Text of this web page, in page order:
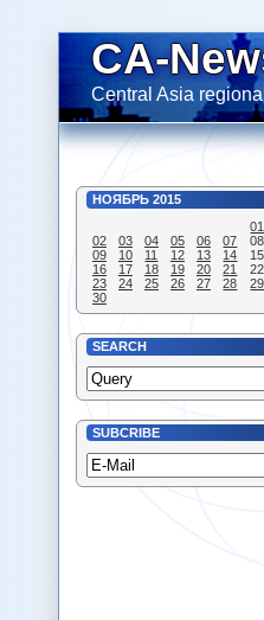
CA-
Central Asia
НОЯБРЬ 2015
01
02
03 04 05 06 07
08
09
10 11 12 13 14
15
16
17 18 19 20 21
22
23
24 25 26 27 28
29
30
SEARCH
SUBCRIBE